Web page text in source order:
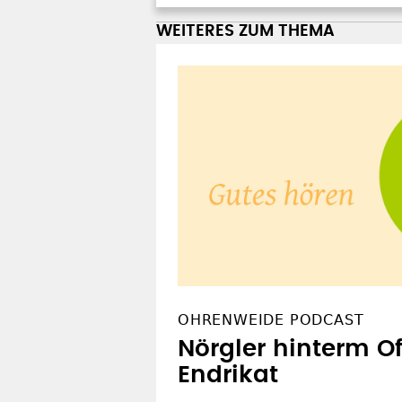
WEITERES ZUM THEMA
OHRENWEIDE PODCAST
Nörgler hinterm
Endrikat